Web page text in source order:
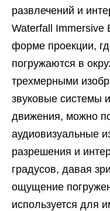
развлечений и
Waterfall Immersive
форме проекции,
погружаются в
трехмерными
звуковые системы
движения, можно
аудиовизуальные
разрешения и
градусов, давая
ощущение
используется для